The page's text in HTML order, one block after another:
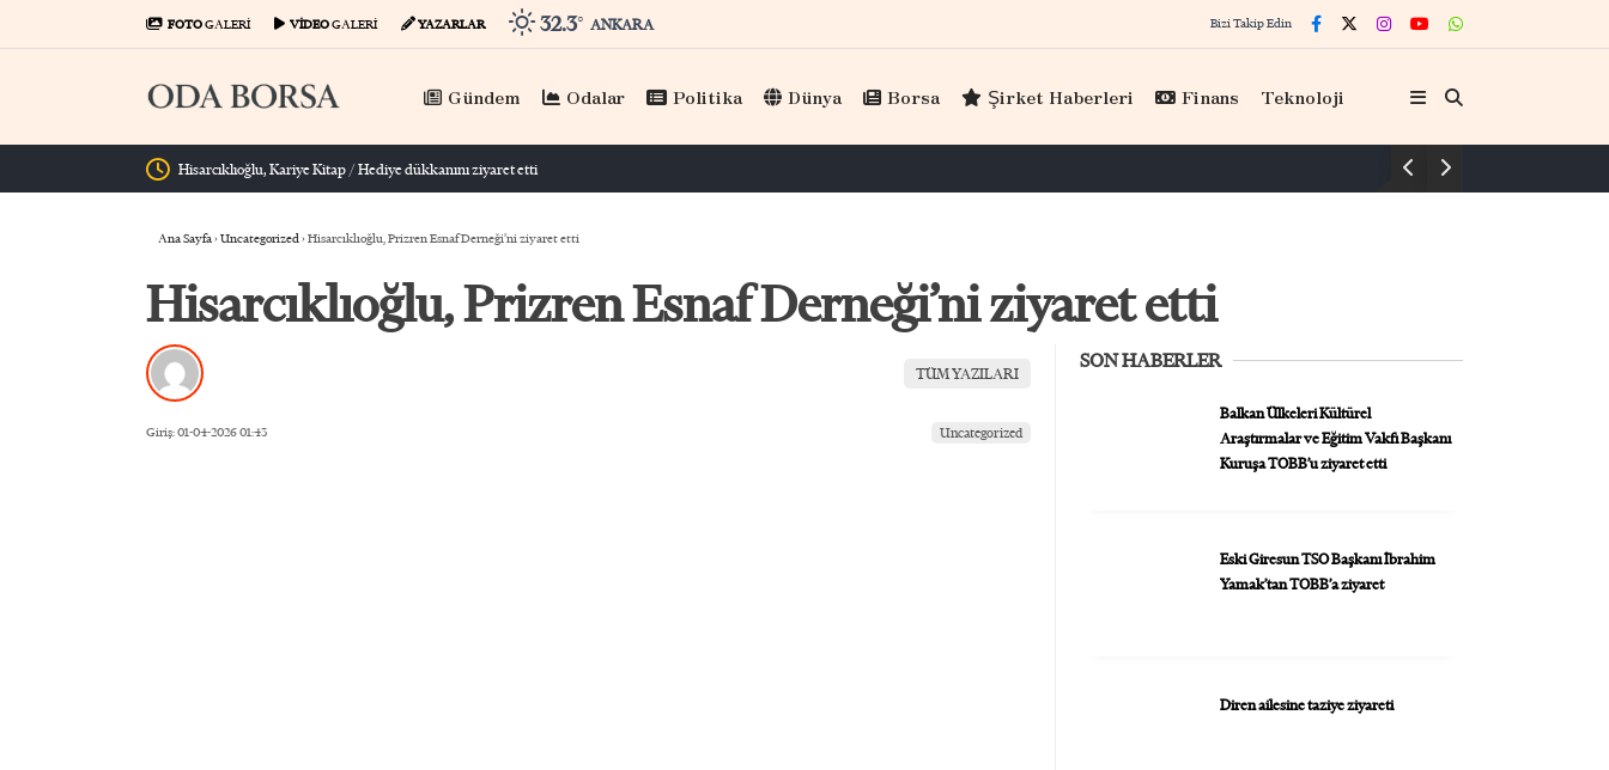
FOTOGALERİ VİDEOGALERİ YAZARLAR 32.3° ANKARA Bizi Takip Edin
Gündem Odalar Politika Dünya Borsa Şirket Haberleri Finans Teknoloji
Ana Sayfa› Uncategorized› Hisarcıklıoğlu, Prizren Esnaf Derneği’ni ziyaret etti
Hisarcıklıoğlu, Prizren Esnaf Derneği’ni ziyaret etti
TÜM YAZILARI
Giriş: 01-04-2026 01:43 Uncategorized
SON HABERLER
Balkan Ülkeleri Kültürel
Araştırmalar ve Eğitim Vakfı Başkanı
Kuruşa TOBB’u ziyaret etti
Eski Giresun TSO Başkanı İbrahim
Yamak’tan TOBB’a ziyaret
Diren ailesine taziye ziyareti